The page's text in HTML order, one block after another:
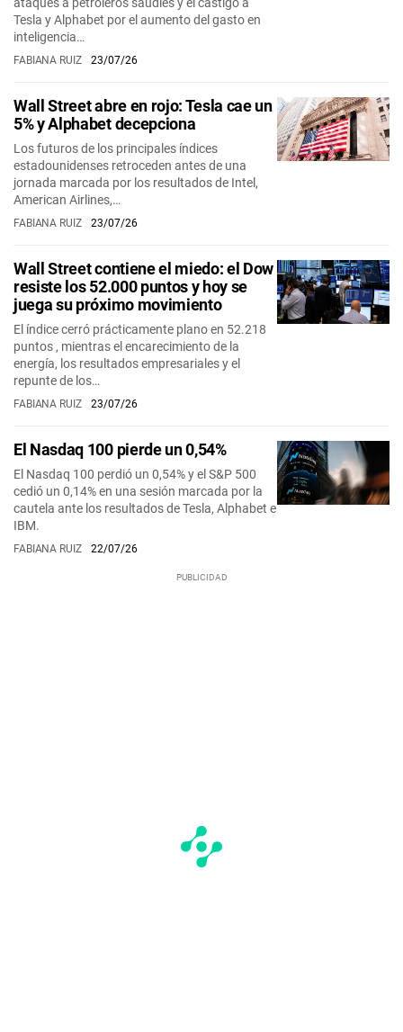
Tesla y Alphabet por el aumento del gasto en
inteligencia…
FABIANA RUIZ 23/07/26
Wall Street abre en rojo: Tesla cae un
5% y Alphabet decepciona
Los futuros de los principales índices
estadounidenses retroceden antes de una
jornada marcada por los resultados de Intel,
American Airlines,…
FABIANA RUIZ 23/07/26
Wall Street contiene el miedo: el Dow
resiste los 52.000 puntos y hoy se
juega su próximo movimiento
El índice cerró prácticamente plano en 52.218
puntos , mientras el encarecimiento de la
energía, los resultados empresariales y el
repunte de los…
FABIANA RUIZ 23/07/26
El Nasdaq 100 pierde un 0,54%
El Nasdaq 100 perdió un 0,54% y el S&P 500
cedió un 0,14% en una sesión marcada por la
cautela ante los resultados de Tesla, Alphabet e
IBM.
FABIANA RUIZ 22/07/26